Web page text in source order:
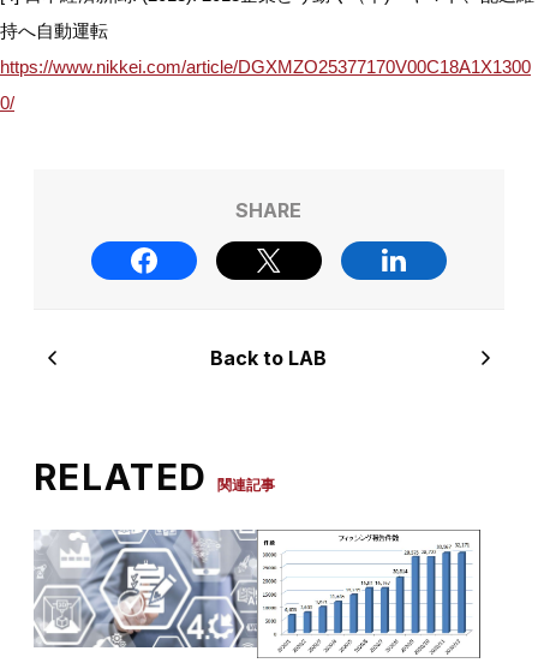
持へ自動運転
https://www.nikkei.com/article/DGXMZO25377170V00C18A1X1300
0/
SHARE
Back to LAB
RELATED 関連記事